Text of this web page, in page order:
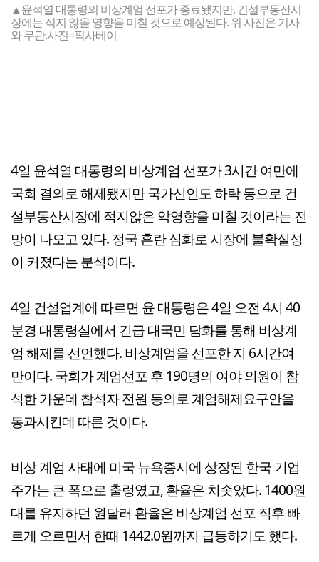
▲윤석열 대통령의 비상계엄 선포가 종료됐지만, 건설부동산시
장에는 적지 않을 영향을 미칠 것으로 예상된다. 위 사진은 기사
와 무관.사진=픽사베이
4일 윤석열 대통령의 비상계엄 선포가 3시간 여만에
국회 결의로 해제됐지만 국가신인도 하락 등으로 건
설부동산시장에 적지않은 악영향을 미칠 것이라는 전
망이 나오고 있다. 정국 혼란 심화로 시장에 불확실성
이 커졌다는 분석이다.
4일 건설업계에 따르면 윤 대통령은 4일 오전 4시 40
분경 대통령실에서 긴급 대국민 담화를 통해 비상계
엄 해제를 선언했다. 비상계엄을 선포한 지 6시간여
만이다. 국회가 계엄선포 후 190명의 여야 의원이 참
석한 가운데 참석자 전원 동의로 계엄해제요구안을
통과시킨데 따른 것이다.
비상 계엄 사태에 미국 뉴욕증시에 상장된 한국 기업
주가는 큰 폭으로 출렁였고, 환율은 치솟았다. 1400원
대를 유지하던 원달러 환율은 비상계엄 선포 직후 빠
르게 오르면서 한때 1442.0원까지 급등하기도 했다.